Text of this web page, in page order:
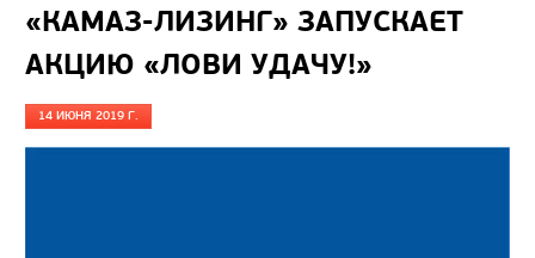
«КАМАЗ-ЛИЗИНГ» ЗАПУСКАЕТ
АКЦИЮ «ЛОВИ УДАЧУ!»
14 ИЮНЯ 2019 Г.